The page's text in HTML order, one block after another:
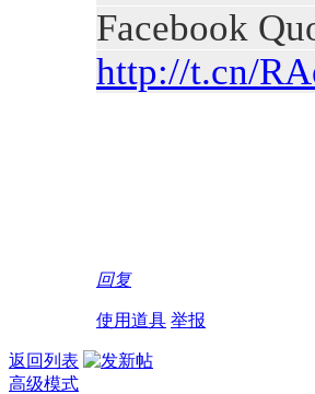
Facebook
http://t.cn/
回复
使用道具 举报
返回列表
高级模式